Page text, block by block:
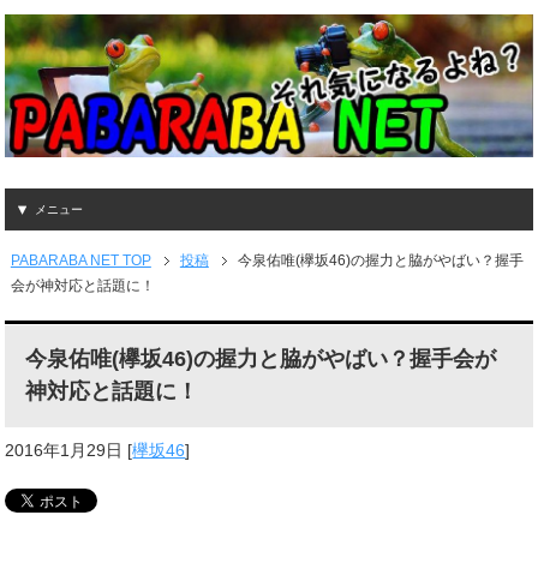
メニュー
PABARABA NET TOP 投稿
今泉佑唯(欅坂46)の握力と脇がやばい？握手
会が神対応と話題に！
今泉佑唯(欅坂46)の握力と脇がやばい？握手会が
神対応と話題に！
2016年1月29日 [欅坂46]